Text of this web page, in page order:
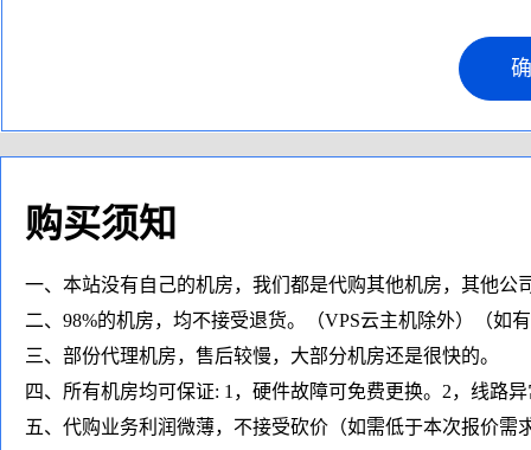
购买须知
一、本站没有自己的机房，我们都是代购其他机房，其他公
二、98%的机房，均不接受退货。（VPS云主机除外）（如
三、部份代理机房，售后较慢，大部分机房还是很快的。
四、所有机房均可保证: 1，硬件故障可免费更换。2，线路
五、代购业务利润微薄，不接受砍价（如需低于本次报价需